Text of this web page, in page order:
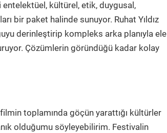
kültürel, etik, duygusal,
bir paket halinde sunuyor. Ruhat Yıldız
derinleştirip kompleks arka planıyla ele
Çözümlerin göründüğü kadar kolay
toplamında göçün yarattığı kültürler
olduğumu söyleyebilirim. Festivalin